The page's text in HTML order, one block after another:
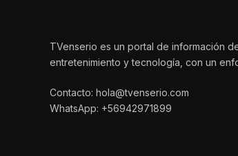
TVenserio es un portal de información
entretenimiento y tecnología, con un
Contacto: hola@tvenserio.com
WhatsApp: +56942971899